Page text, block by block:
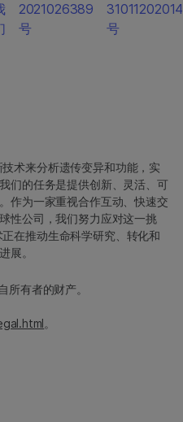
术来分析遗传变异和功能，实
们的任务是提供创新、灵活、可
作为一家重视合作互动、快速交
性公司，我们努力应对这一挑
在推动生命科学研究、转化和
展。
所有者的财产。
。
2021026389
号
号